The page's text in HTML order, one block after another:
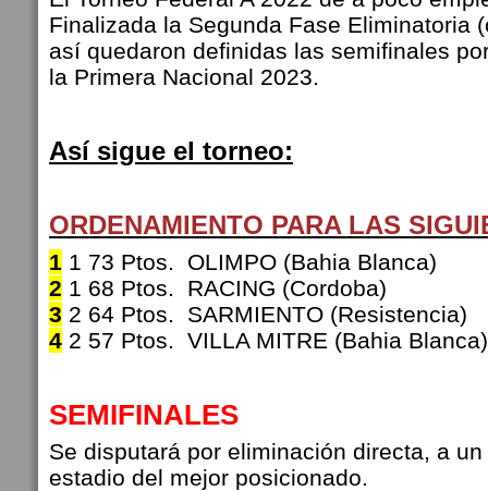
Finalizada la Segunda Fase Eliminatoria
así quedaron definidas las semifinales
la Primera Nacional 2023.
Así sigue el torneo:
ORDENAMIENTO PARA LAS
1 1 73 Ptos. OLIMPO (Bahia Blanca)
2 1 68 Ptos. RACING (Cordoba)
3 2 64 Ptos. SARMIENTO (Resistencia)
4 2 57 Ptos. VILLA MITRE (Bahia Blanca)
SEMIFINALES
Se disputará por eliminación directa, a
estadio del mejor posicionado.